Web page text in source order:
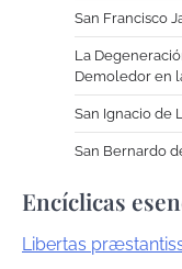
San Francisco
La
Demoledor en
San Ignacio de
San Bernardo
Encíclicas
Libertas